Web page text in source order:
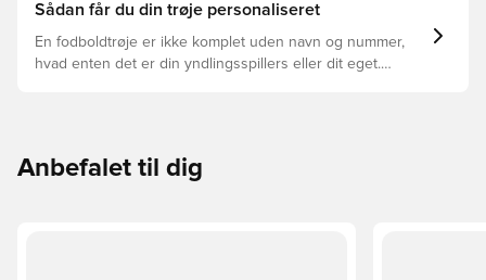
Sådan får du din trøje personaliseret
En fodboldtrøje er ikke komplet uden navn og nummer,
hvad enten det er din yndlingsspillers eller dit eget.
Anbefalet til dig